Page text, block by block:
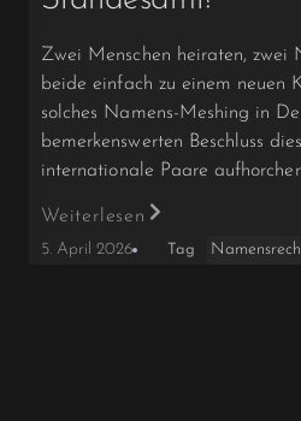
Zwei Menschen heiraten, zwei
beide einfach zu einem neuen
solches Namens-Meshing in
bemerkenswerten Beschluss
internationale Paare
Weiterlesen
5. April 2026 Tag